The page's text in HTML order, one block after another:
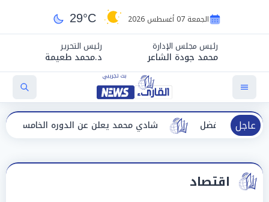
الجمعة 07 أغسطس 2026 29°C
رئيس مجلس الإدارة
محمد جودة الشاعر
رئيس التحرير
د.محمد طعيمة
عاجل شادي محمد يعلن عن الدوره الخامسه لمهرجان
اقتصاد